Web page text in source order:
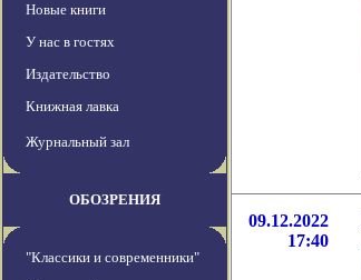
Новые книги
У нас в гостях
Издательство
Книжная лавка
Журнальный зал
ОБОЗРЕНИЯ
"Классики и современники"
09.12.2022
17:40